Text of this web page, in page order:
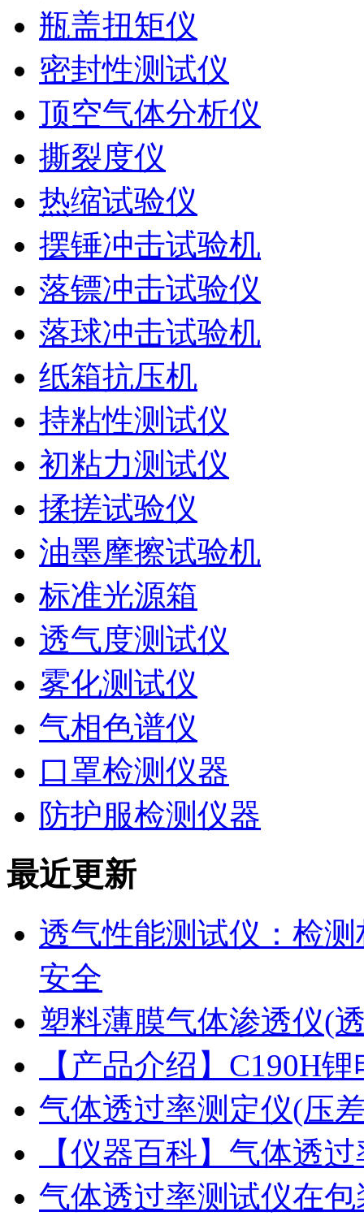
瓶盖扭矩仪
密封性测试仪
顶空气体分析仪
撕裂度仪
热缩试验仪
摆锤冲击试验机
落镖冲击试验仪
落球冲击试验机
纸箱抗压机
持粘性测试仪
初粘力测试仪
揉搓试验仪
油墨摩擦试验机
标准光源箱
透气度测试仪
雾化测试仪
气相色谱仪
口罩检测仪器
防护服检测仪器
最近更新
透气性能测试仪：检
安全
塑料薄膜气体渗透仪(
【产品介绍】C190H
气体透过率测定仪(压
【仪器百科】气体透
气体透过率测试仪在